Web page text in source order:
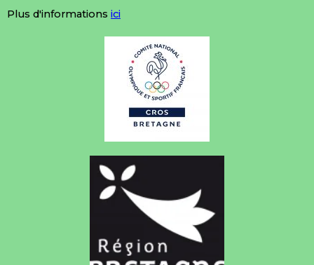
Plus d'informations ici